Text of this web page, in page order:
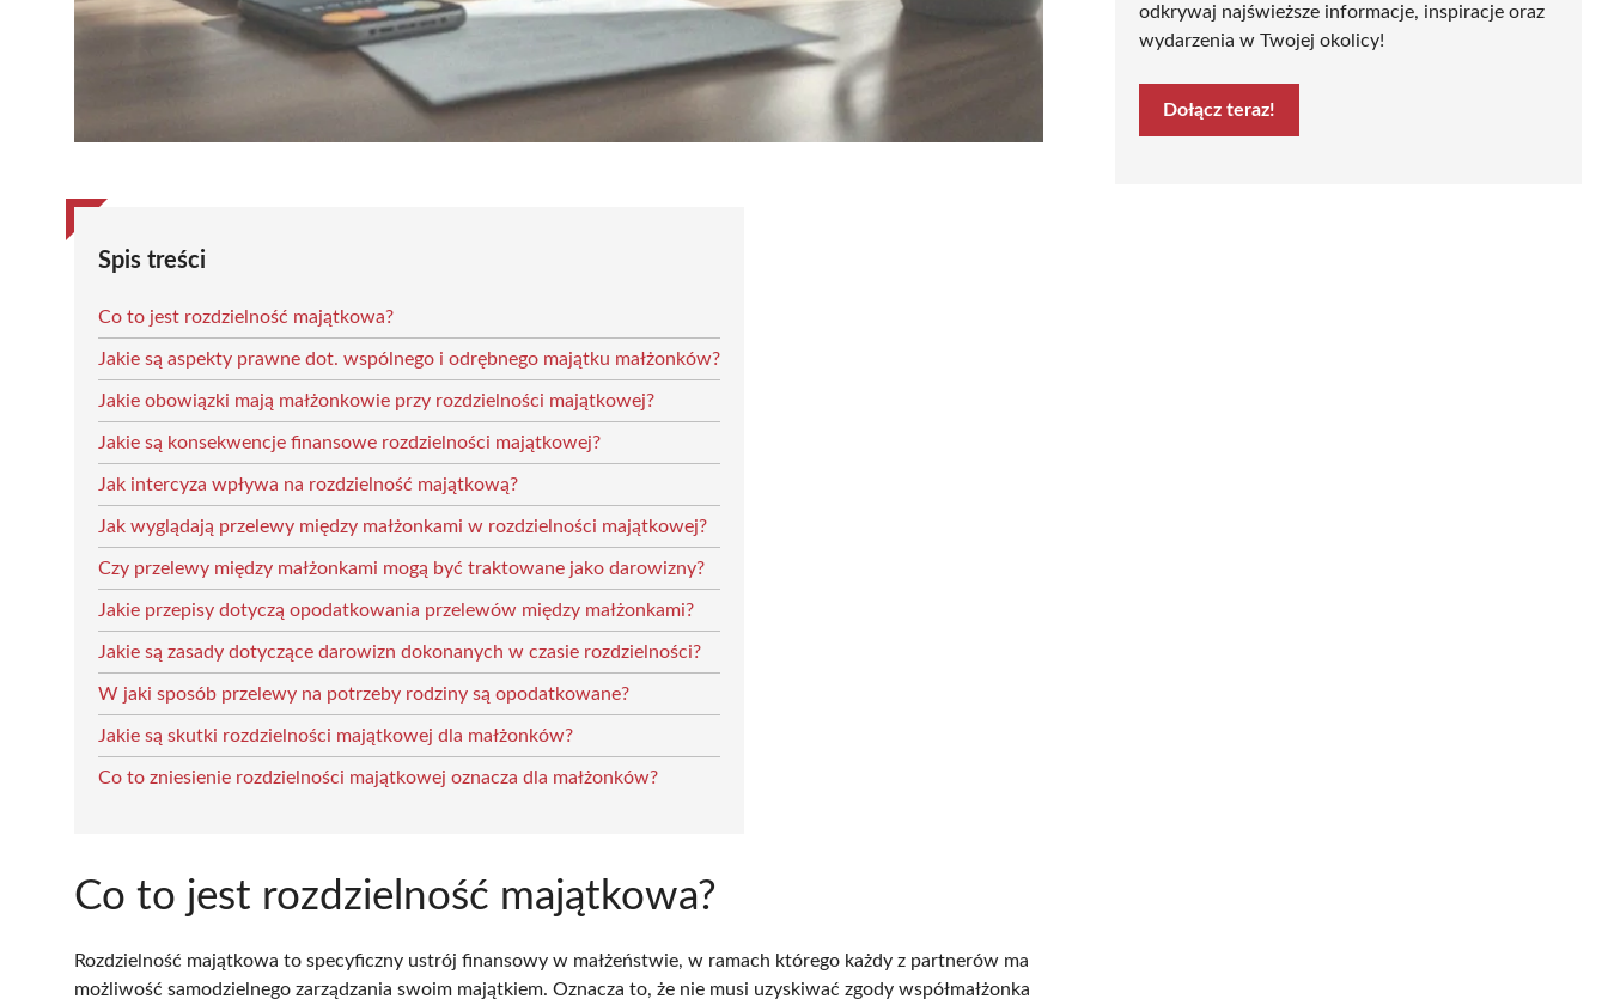
Spis treści
Co to jest rozdzielność majątkowa?
Jakie są aspekty prawne dot. wspólnego i odrębnego majątku małżonków?
Jakie obowiązki mają małżonkowie przy rozdzielności majątkowej?
Jakie są konsekwencje finansowe rozdzielności majątkowej?
Jak intercyza wpływa na rozdzielność majątkową?
Jak wyglądają przelewy między małżonkami w rozdzielności majątkowej?
Czy przelewy między małżonkami mogą być traktowane jako darowizny?
Jakie przepisy dotyczą opodatkowania przelewów między małżonkami?
Jakie są zasady dotyczące darowizn dokonanych w czasie rozdzielności?
W jaki sposób przelewy na potrzeby rodziny są opodatkowane?
Jakie są skutki rozdzielności majątkowej dla małżonków?
Co to zniesienie rozdzielności majątkowej oznacza dla małżonków?
Co to jest rozdzielność majątkowa?
Rozdzielność majątkowa to specyficzny ustrój finansowy w małżeństwie, w ramach którego każdy z partnerów ma
możliwość samodzielnego zarządzania swoim majątkiem. Oznacza to, że nie musi uzyskiwać zgody współmałżonka
odkrywaj najświeższe informacje, inspiracje oraz
wydarzenia w Twojej okolicy!
Dołącz teraz!